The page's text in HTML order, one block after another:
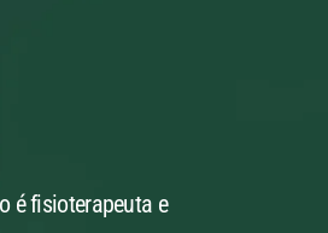
é fisioterapeuta e